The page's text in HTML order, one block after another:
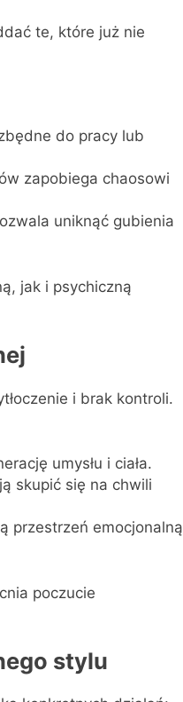
te, które już nie
do pracy lub
zapobiega chaosowi
uniknąć gubienia
jak i psychiczną
i brak kontroli.
umysłu i ciała.
skupić się na chwili
przestrzeń emocjonalną
poczucie
stylu